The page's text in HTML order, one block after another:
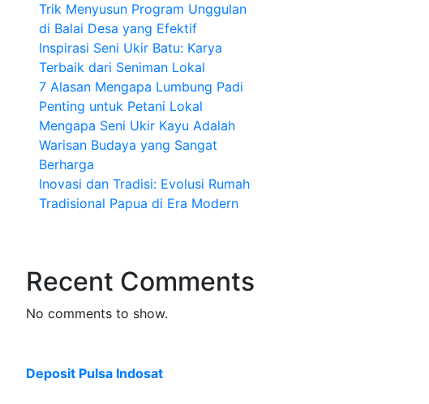
Trik Menyusun Program Unggulan
di Balai Desa yang Efektif
Inspirasi Seni Ukir Batu: Karya
Terbaik dari Seniman Lokal
7 Alasan Mengapa Lumbung Padi
Penting untuk Petani Lokal
Mengapa Seni Ukir Kayu Adalah
Warisan Budaya yang Sangat
Berharga
Inovasi dan Tradisi: Evolusi Rumah
Tradisional Papua di Era Modern
Recent Comments
No comments to show.
Deposit Pulsa Indosat